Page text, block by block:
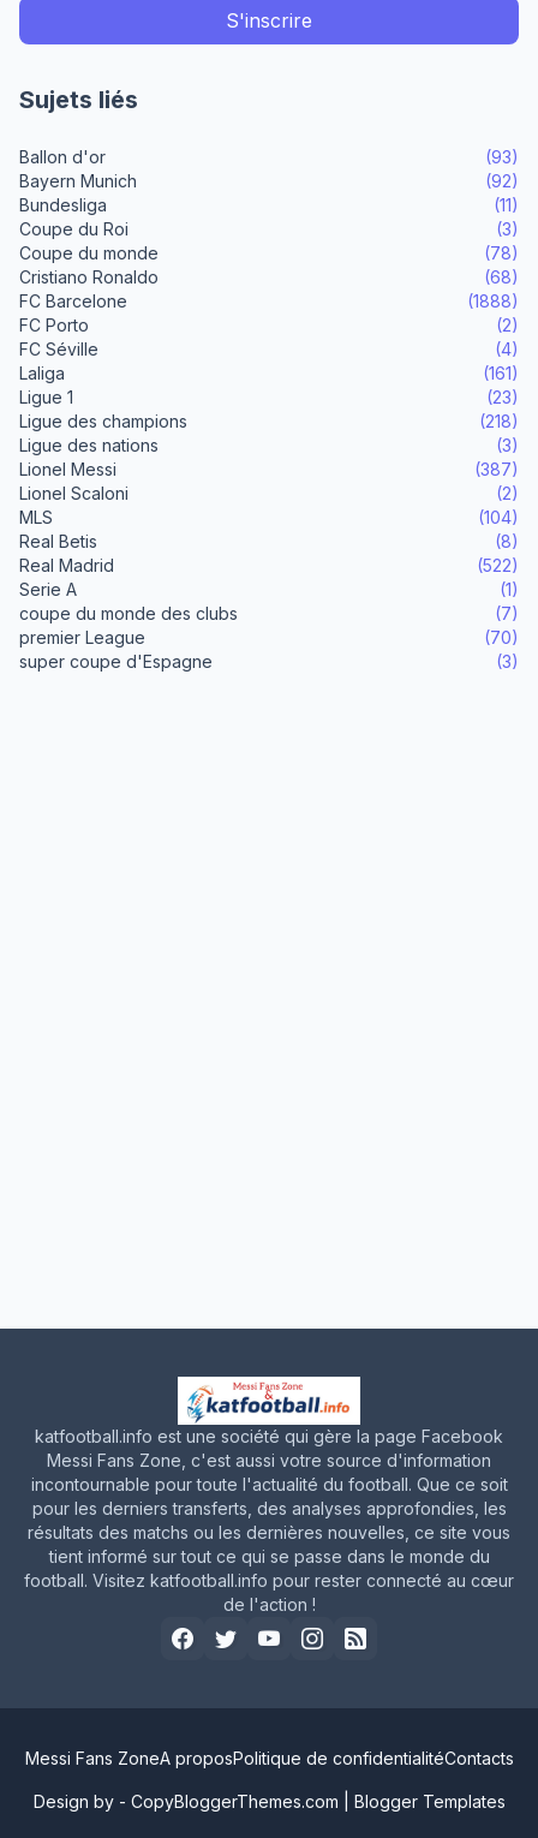
Sujets liés
Ballon d'or
(93)
Bayern Munich
(92)
Bundesliga
(11)
Coupe du Roi
(3)
Coupe du monde
(78)
Cristiano Ronaldo
(68)
FC Barcelone
(1888)
FC Porto
(2)
FC Séville
(4)
Laliga
(161)
Ligue 1
(23)
Ligue des champions
(218)
Ligue des nations
(3)
Lionel Messi
(387)
Lionel Scaloni
(2)
MLS
(104)
Real Betis
(8)
Real Madrid
(522)
Serie A
(1)
coupe du monde des clubs
(7)
premier League
(70)
super coupe d'Espagne
(3)
katfootball.info est une société qui gère la page Facebook
Messi Fans Zone, c'est aussi votre source d'information
incontournable pour toute l'actualité du football. Que ce soit
pour les derniers transferts, des analyses approfondies, les
résultats des matchs ou les dernières nouvelles, ce site vous
tient informé sur tout ce qui se passe dans le monde du
football. Visitez katfootball.info pour rester connecté au cœur
de l'action !
Design by - CopyBloggerThemes.com Blogger Templates
Messi Fans ZoneA proposPolitique de confidentialitéContacts